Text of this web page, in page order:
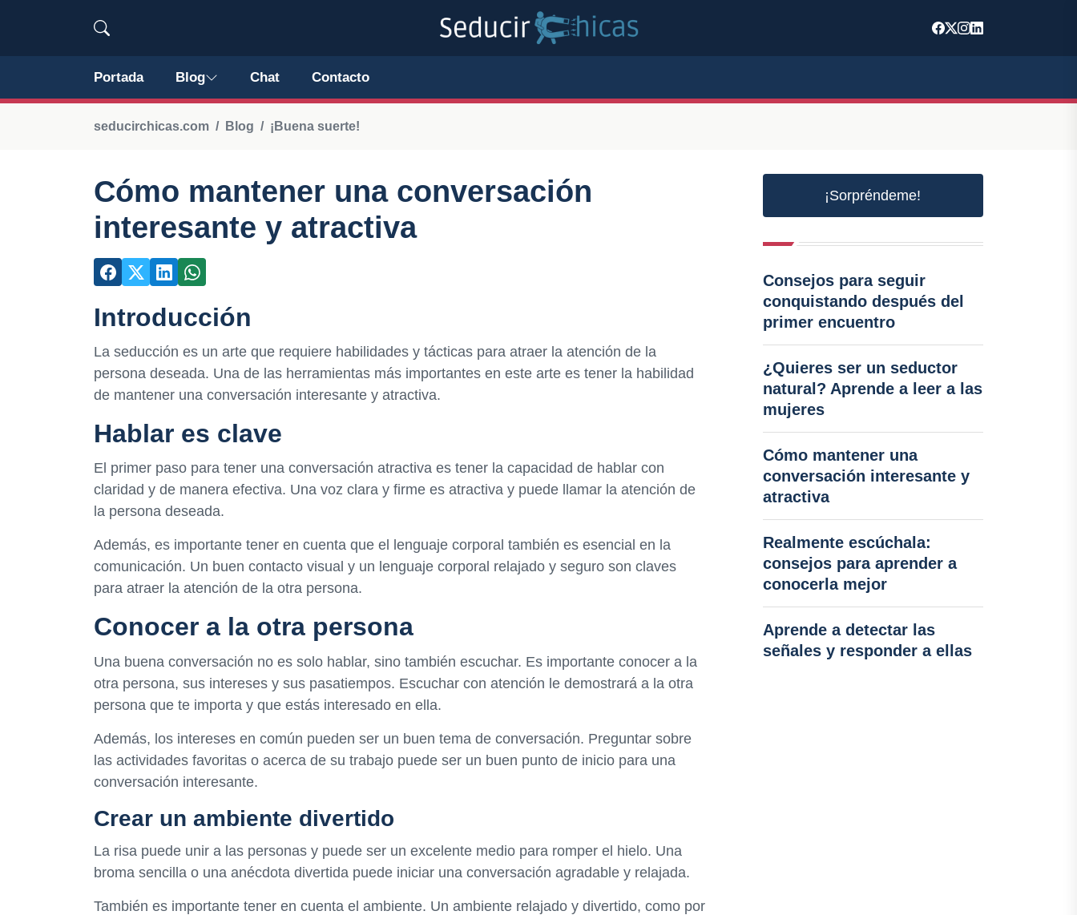
Portada Blog Chat Contacto
seducirchicas.com Blog ¡Buena suerte!
Cómo mantener una conversación
interesante y atractiva
Introducción
La seducción es un arte que requiere habilidades y tácticas para atraer la atención de la
persona deseada. Una de las herramientas más importantes en este arte es tener la habilidad
de mantener una conversación interesante y atractiva.
Hablar es clave
El primer paso para tener una conversación atractiva es tener la capacidad de hablar con
claridad y de manera efectiva. Una voz clara y firme es atractiva y puede llamar la atención de
la persona deseada.
Además, es importante tener en cuenta que el lenguaje corporal también es esencial en la
comunicación. Un buen contacto visual y un lenguaje corporal relajado y seguro son claves
para atraer la atención de la otra persona.
Conocer a la otra persona
Una buena conversación no es solo hablar, sino también escuchar. Es importante conocer a la
otra persona, sus intereses y sus pasatiempos. Escuchar con atención le demostrará a la otra
persona que te importa y que estás interesado en ella.
Además, los intereses en común pueden ser un buen tema de conversación. Preguntar sobre
las actividades favoritas o acerca de su trabajo puede ser un buen punto de inicio para una
conversación interesante.
Crear un ambiente divertido
La risa puede unir a las personas y puede ser un excelente medio para romper el hielo. Una
broma sencilla o una anécdota divertida puede iniciar una conversación agradable y relajada.
También es importante tener en cuenta el ambiente. Un ambiente relajado y divertido, como por
¡Sorpréndeme!
Consejos para seguir
conquistando después del
primer encuentro
¿Quieres ser un seductor
natural? Aprende a leer a las
mujeres
Cómo mantener una
conversación interesante y
atractiva
Realmente escúchala:
consejos para aprender a
conocerla mejor
Aprende a detectar las
señales y responder a ellas